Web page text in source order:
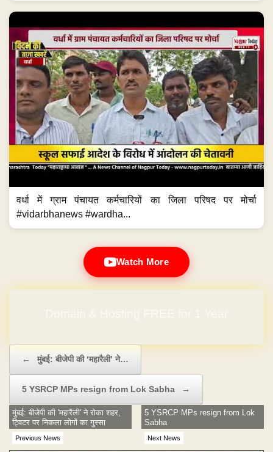
वर्धा में ग्राम पंचायत कर्मचारियों का जिला परिषद पर मोर्चा
#vidarbhanews #wardha...
Watch More
← मुंबई: बीजेपी की ‘महारैली’ ने…
5 YSRCP MPs resign from Lok Sabha →
Previous News
मुंबई: बीजेपी की 'महारैली' ने रोका शहर,
ट्विटर पर निकला लोगों का गुस्सा
Next News
5 YSRCP MPs resign from Lok
Sabha